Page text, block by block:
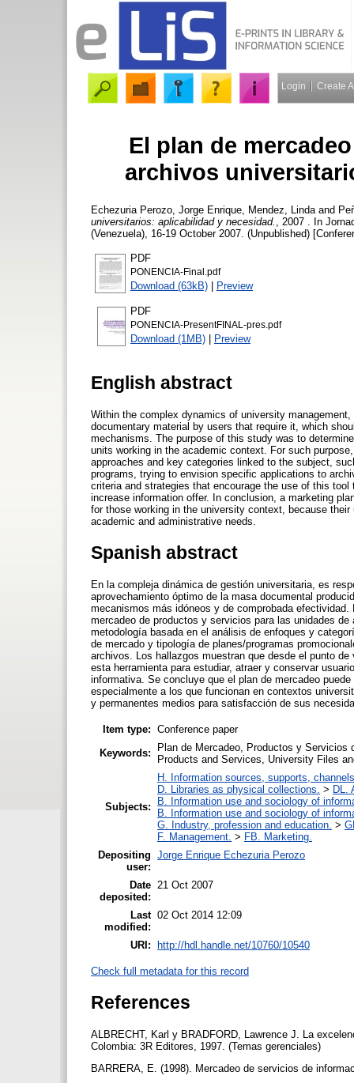
Login Create
El plan de
archivos
Echezuria Perozo, Jorge Enrique Mendez, Linda and
universitarios: aplicabilidad y necesidad.
, 2007 . In
(Venezuela), 16-19 October 2007. (Unpublished)
PDF
PONENCIA-Final.pdf
Download (63kB) | Preview
PDF
PONENCIA-PresentFINAL-pres.pdf
Download (1MB) | Preview
English abstract
Within the complex dynamics of university
documentary material by users that require it, which
mechanisms. The purpose of this study was to
units working in the academic context. For such
approaches and key categories linked to the subject,
programs, trying to envision specific applications to
criteria and strategies that encourage the use of this
increase information offer. In conclusion, a marketing
for those working in the university context, because
academic and administrative needs.
Spanish abstract
En la compleja dinámica de gestión universitaria, es
aprovechamiento óptimo de la masa documental
mecanismos más idóneos y de comprobada
mercadeo de productos y servicios para las unidades
metodología basada en el análisis de enfoques y
de mercado y tipología de planes/programas
archivos. Los hallazgos muestran que desde el punto
esta herramienta para estudiar, atraer y conservar
informativa. Se concluye que el plan de mercadeo
especialmente a los que funcionan en contextos
y permanentes medios para satisfacción de sus
Item type: Conference paper
Keywords:
Plan de Mercadeo, Productos y
Products and Services, University Files
Subjects:
H. Information sources, supports,
D. Libraries as physical collections. > DL.
B. Information use and sociology of
B. Information use and sociology of
G. Industry, profession and education. >
F. Management. > FB. Marketing.
Depositing
user:
Jorge Enrique Echezuria Perozo
Date
deposited:
21 Oct 2007
Last
modified:
02 Oct 2014 12:09
URI: http://hdl.handle.net/10760/10540
Check full metadata for this record
References
ALBRECHT, Karl y BRADFORD, Lawrence J. La
Colombia: 3R Editores, 1997. (Temas gerenciales)
BARRERA, E. (1998). Mercadeo de servicios de